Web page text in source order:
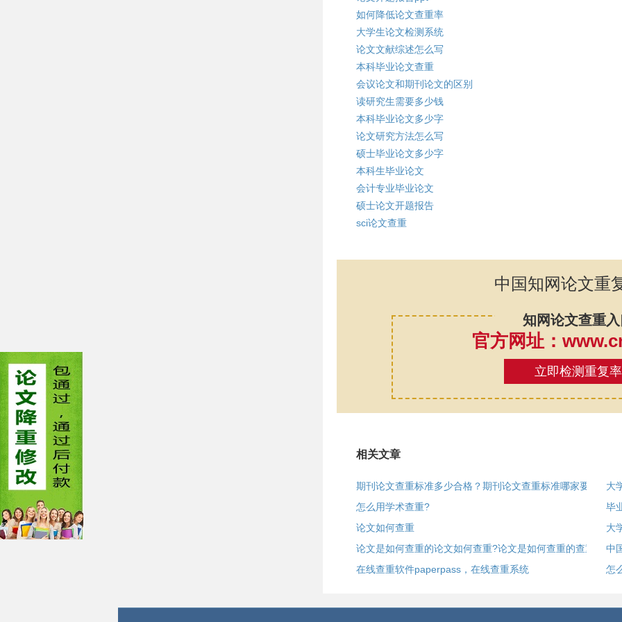
如何降低论文查重率
大学生论文检测系统
论文文献综述怎么写
本科毕业论文查重
会议论文和期刊论文的区别
读研究生需要多少钱
本科毕业论文多少字
论文研究方法怎么写
硕士毕业论文多少字
本科生毕业论文
会计专业毕业论文
硕士论文开题报告
sci论文查重
中国知网论文重
知网论文查重
官方网址：
立即检测重复率
相关文章
期刊论文查重标准多少合格？期刊论文查重标准哪家要求最
怎么用学术查重?
论文如何查重
论文是如何查重的论文如何查重?论文是如何查重的查重
在线查重软件paperpass，在线查重系统
大
毕
大
中
怎